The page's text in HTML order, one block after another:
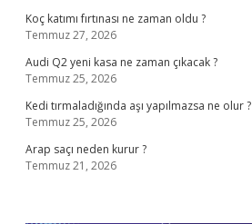
Koç katımı fırtınası ne zaman oldu ?
Temmuz 27, 2026
Audi Q2 yeni kasa ne zaman çıkacak ?
Temmuz 25, 2026
Kedi tırmaladığında aşı yapılmazsa ne olur ?
Temmuz 25, 2026
Arap saçı neden kurur ?
Temmuz 21, 2026